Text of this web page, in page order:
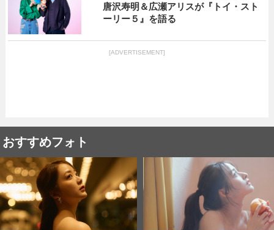
唐沢寿明＆広瀬アリスが『トイ・スト
ーリー５』を語る
[ADVERTISEMENT]
おすすめフォト